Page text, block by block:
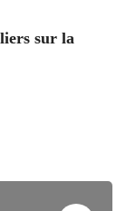
sur la